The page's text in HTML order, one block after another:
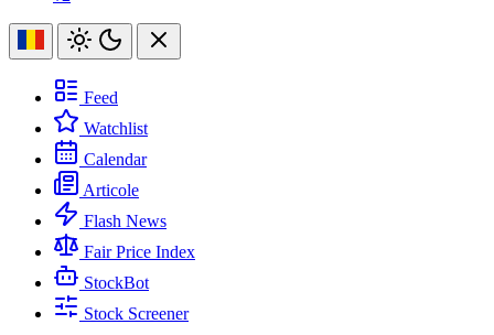
Feed
Watchlist
Calendar
Articole
Flash News
Fair Price Index
StockBot
Stock Screener